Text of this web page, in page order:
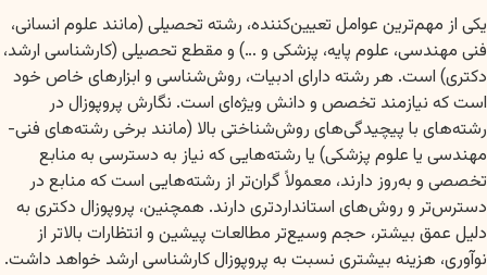
یکی از مهم‌ترین عوامل تعیین‌کننده، رشته تحصیلی (مانند علوم انسانی،
فنی مهندسی، علوم پایه، پزشکی و …) و مقطع تحصیلی (کارشناسی ارشد،
دکتری) است. هر رشته دارای ادبیات، روش‌شناسی و ابزارهای خاص خود
است که نیازمند تخصص و دانش ویژه‌ای است. نگارش پروپوزال در
رشته‌های با پیچیدگی‌های روش‌شناختی بالا (مانند برخی رشته‌های فنی-
مهندسی یا علوم پزشکی) یا رشته‌هایی که نیاز به دسترسی به منابع
تخصصی و به‌روز دارند، معمولاً گران‌تر از رشته‌هایی است که منابع در
دسترس‌تر و روش‌های استانداردتری دارند. همچنین، پروپوزال دکتری به
دلیل عمق بیشتر، حجم وسیع‌تر مطالعات پیشین و انتظارات بالاتر از
نوآوری، هزینه بیشتری نسبت به پروپوزال کارشناسی ارشد خواهد داشت.